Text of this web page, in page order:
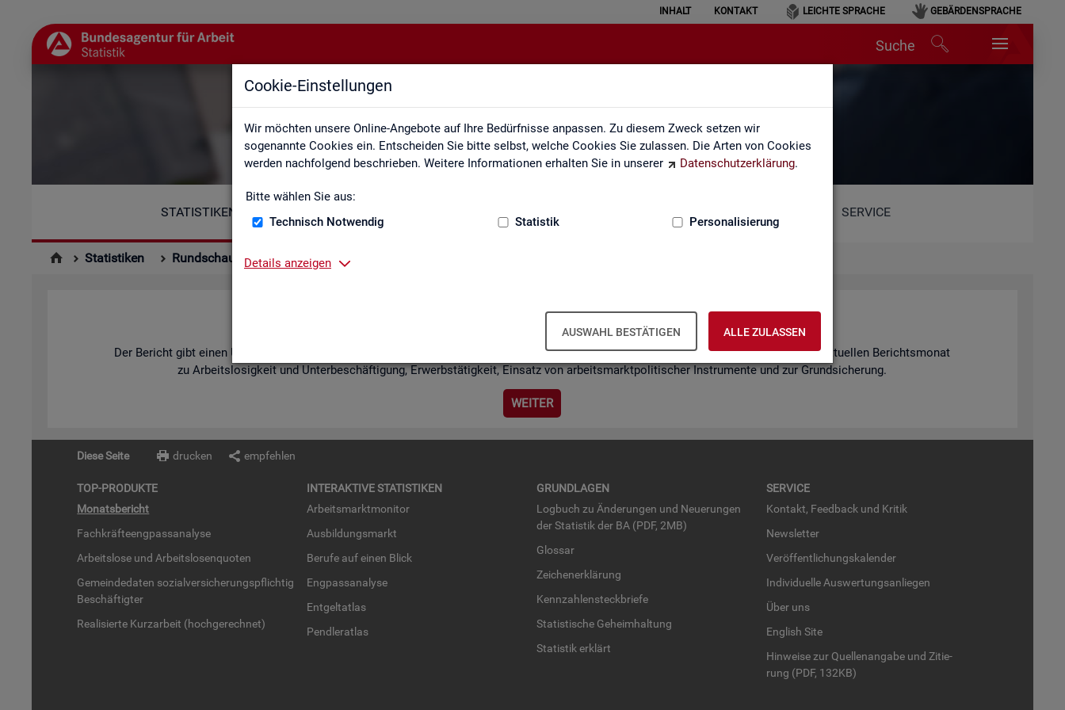
Cookie-Einstellungen
Wir möchten unsere Online-Angebote auf Ihre Bedürfnisse anpassen. Zu diesem Zweck setzen wir
sogenannte Cookies ein. Entscheiden Sie bitte selbst, welche Cookies Sie zulassen. Die Arten von Cookies
werden nachfolgend beschrieben. Weitere Informationen erhalten Sie in unserer
Datenschutzerklärung.
Bitte wählen Sie aus:
Technisch Notwendig
Statistik Personalisierung
Details anzeigen
AUSWAHL BESTÄTIGEN ALLE ZULASSEN
INHALT KONTAKT LEICHTE SPRACHE GEBÄRDENSPRACHE
Suche
Monatsbericht
STATISTIKEN SERVICE
Statistiken Rundschau Arbeitsmarkt Monatsbericht
Mo­nats­be­richt
Der Be­richt gibt einen Über­blick über die ak­tu­el­le Ent­wick­lung am Ar­beits- und Aus­bil­dungs­markt in Deutsch­land. Er in­for­miert für den ak­tu­el­len Be­richts­mo­nat
zu Ar­beits­lo­sig­keit und Un­ter­be­schäf­ti­gung, Er­werbs­tä­tig­keit, Ein­satz von ar­beits­markt­po­li­ti­scher In­stru­men­te und zur Grund­si­che­rung.
WEI­TER
Diese Seite drucken empfehlen
TOP-PRO­DUK­TE
Mo­nats­be­richt
Fach­kräf­te­eng­pass­ana­ly­se
Ar­beits­lo­se und Ar­beits­lo­sen­quo­ten
Ge­mein­de­da­ten so­zi­al­ver­si­che­rungs­pflich­tig
Be­schäf­tig­ter
Rea­li­sier­te Kurz­ar­beit (hoch­ge­rech­net)
IN­TER­AK­TI­VE STA­TIS­TI­KEN
Ar­beits­markt­mo­ni­tor
Aus­bil­dungs­markt
Be­ru­fe auf einen Blick
Eng­pass­ana­ly­se
Ent­gel­t­at­las
Pend­ler­at­las
GRUND­LA­GEN
Log­buch zu Än­de­run­gen und Neue­run­gen
der Sta­tis­tik der BA (PDF, 2MB)
Glos­sar
Zei­chen­er­klä­rung
Kenn­zah­len­steck­brie­fe
Sta­tis­ti­sche Ge­heim­hal­tung
Sta­tis­tik er­klärt
SER­VICE
Kon­takt, Feed­back und Kri­tik
News­let­ter
Ver­öf­fent­li­chungs­ka­len­der
In­di­vi­du­el­le Aus­wer­tungs­an­lie­gen
Über uns
English Site
Hin­wei­se zur Quel­len­an­ga­be und Zi­tie­
rung (PDF, 132KB)